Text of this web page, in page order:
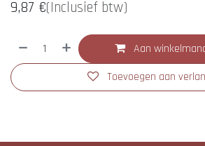
9,87 €(Inclusief btw)
Aan
Toevoegen aan